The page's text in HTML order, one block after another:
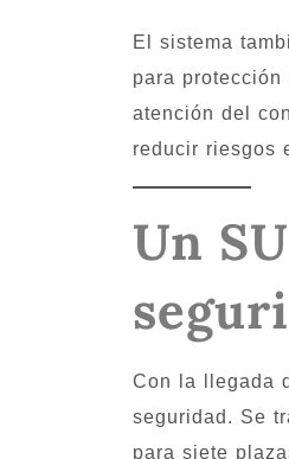
El sistema
para
atención del
reducir riesgos
Un
Con la llegada
seguridad. Se
para siete